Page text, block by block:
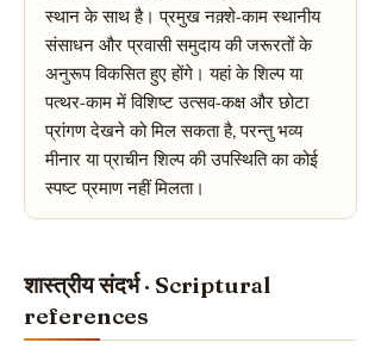
स्थान के साथ है। प्रमुख नक़्शे-काम स्थानीय
संसाधन और प्रवासी समुदाय की जरूरतों के
अनुरूप विकसित हुए होंगे। यहां के शिल्प या
पत्थर-काम में विशिष्ट उत्सव-कक्ष और छोटा
प्रांगण देखने को मिल सकता है, परन्तु भव्य
मीनार या प्राचीन शिल्प की उपस्थिति का कोई
स्पष्ट प्रमाण नहीं मिलता।
शास्त्रीय संदर्भ · Scriptural
references